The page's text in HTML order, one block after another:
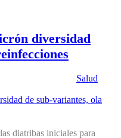
diversidad
Salud
diatribas iniciales para